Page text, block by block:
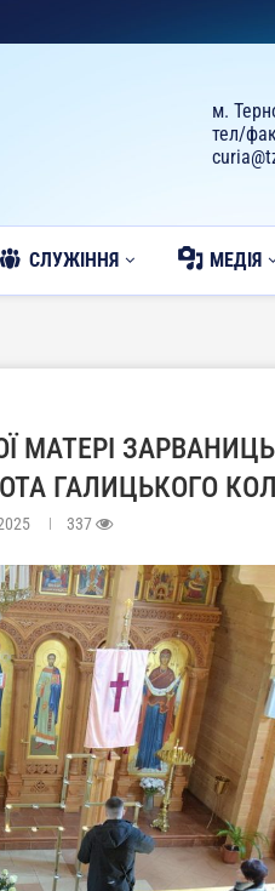
м.
тел/
CЛУЖІННЯ МЕДІЯ
МАТЕРІ
ГАЛИЦЬКОГО
337